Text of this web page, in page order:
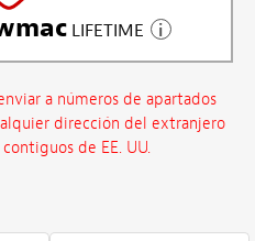
LIFETIME
a números de apartados
dirección del extranjero
de EE. UU.